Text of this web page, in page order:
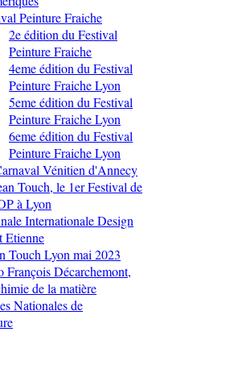
Peinture Fraiche
2e édition du Festival
Peinture Fraiche
4eme édition du Festival
Peinture Fraiche Lyon
5eme édition du Festival
Peinture Fraiche Lyon
6eme édition du Festival
Peinture Fraiche Lyon
Vénitien d'Annecy
Touch, le 1er Festival de
à Lyon
Internationale Design
Etienne
Touch Lyon mai 2023
François Décarchemont,
de la matière
Nationales de